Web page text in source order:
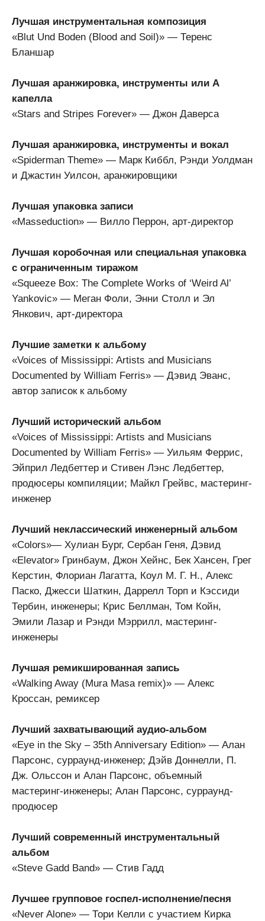
Лучшая инструментальная композиция
«Blut Und Boden (Blood and Soil)» — Теренс
Бланшар
Лучшая аранжировка, инструменты или А
капелла
«Stars and Stripes Forever» — Джон Даверса
Лучшая аранжировка, инструменты и вокал
«Spiderman Theme» — Марк Киббл, Рэнди Уолдман
и Джастин Уилсон, аранжировщики
Лучшая упаковка записи
«Masseduction» — Вилло Перрон, арт-директор
Лучшая коробочная или специальная упаковка
с ограниченным тиражом
«Squeeze Box: The Complete Works of ‘Weird Al’
Yankovic» — Меган Фоли, Энни Столл и Эл
Янкович, арт-директора
Лучшие заметки к альбому
«Voices of Mississippi: Artists and Musicians
Documented by William Ferris» — Дэвид Эванс,
автор записок к альбому
Лучший исторический альбом
«Voices of Mississippi: Artists and Musicians
Documented by William Ferris» — Уильям Феррис,
Эйприл Ледбеттер и Стивен Лэнс Ледбеттер,
продюсеры компиляции; Майкл Грейвс, мастеринг-
инженер
Лучший неклассический инженерный альбом
«Colors»— Хулиан Бург, Сербан Геня, Дэвид
«Elevator» Гринбаум, Джон Хейнс, Бек Хансен, Грег
Керстин, Флориан Лагатта, Коул М. Г. Н., Алекс
Паско, Джесси Шаткин, Даррелл Торп и Кэссиди
Тербин, инженеры; Крис Беллман, Том Койн,
Эмили Лазар и Рэнди Мэррилл, мастеринг-
инженеры
Лучшая ремикшированная запись
«Walking Away (Mura Masa remix)» — Алекс
Кроссан, ремиксер
Лучший захватывающий аудио-альбом
«Eye in the Sky – 35th Anniversary Edition» — Алан
Парсонс, сурраунд-инженер; Дэйв Доннелли, П.
Дж. Ольссон и Алан Парсонс, объемный
мастеринг-инженеры; Алан Парсонс, сурраунд-
продюсер
Лучший современный инструментальный
альбом
«Steve Gadd Band» — Стив Гадд
Лучшее групповое госпел-исполнение/песня
«Never Alone» — Тори Келли с участием Кирка